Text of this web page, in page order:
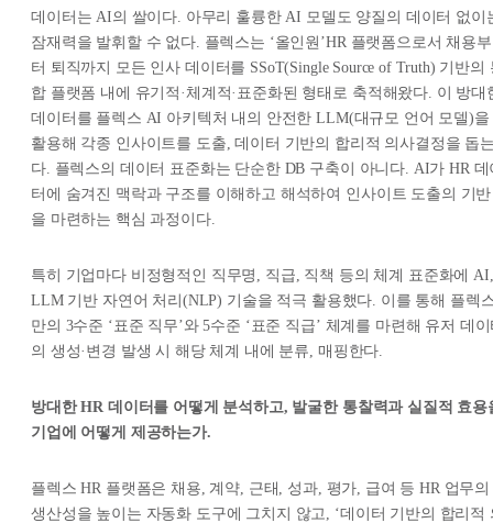
데이터는 AI의 쌀이다. 아무리 훌륭한 AI 모델도 양질의 데이터 없이
잠재력을 발휘할 수 없다. 플렉스는 ‘올인원’HR 플랫폼으로서 채용부
터 퇴직까지 모든 인사 데이터를 SSoT(Single Source of Truth) 기반의
합 플랫폼 내에 유기적·체계적·표준화된 형태로 축적해왔다. 이 방대
데이터를 플렉스 AI 아키텍처 내의 안전한 LLM(대규모 언어 모델)을
활용해 각종 인사이트를 도출, 데이터 기반의 합리적 의사결정을 돕
다. 플렉스의 데이터 표준화는 단순한 DB 구축이 아니다. AI가 HR 데
터에 숨겨진 맥락과 구조를 이해하고 해석하여 인사이트 도출의 기반
을 마련하는 핵심 과정이다.
특히 기업마다 비정형적인 직무명, 직급, 직책 등의 체계 표준화에 AI,
LLM 기반 자연어 처리(NLP) 기술을 적극 활용했다. 이를 통해 플렉
만의 3수준 ‘표준 직무’와 5수준 ‘표준 직급’ 체계를 마련해 유저 데
의 생성·변경 발생 시 해당 체계 내에 분류, 매핑한다.
방대한 HR 데이터를 어떻게 분석하고, 발굴한 통찰력과 실질적 효용
기업에 어떻게 제공하는가.
플렉스 HR 플랫폼은 채용, 계약, 근태, 성과, 평가, 급여 등 HR 업무의
생산성을 높이는 자동화 도구에 그치지 않고, ‘데이터 기반의 합리적